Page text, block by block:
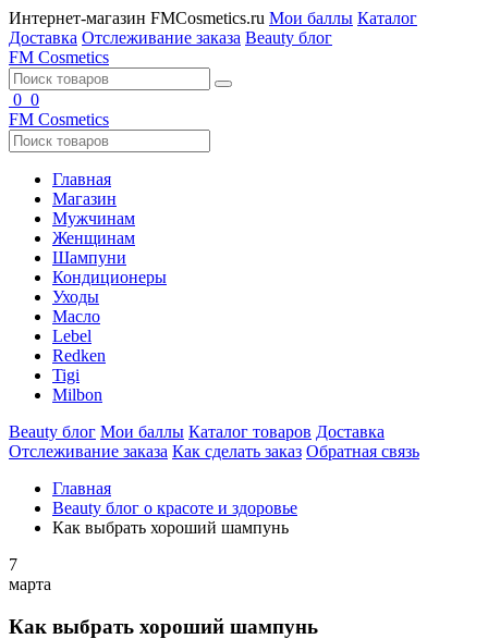
Интернет-магазин FMCosmetics.ru Мои баллы Каталог
Доставка Отслеживание заказа Beauty блог
FM Cosmetics
0 0
FM Cosmetics
Главная
Магазин
Мужчинам
Женщинам
Шампуни
Кондиционеры
Уходы
Масло
Lebel
Redken
Tigi
Milbon
Beauty блог Мои баллы Каталог товаров Доставка
Отслеживание заказа Как сделать заказ Обратная связь
Главная
Beauty блог о красоте и здоровье
Как выбрать хороший шампунь
7
марта
Как выбрать хороший шампунь